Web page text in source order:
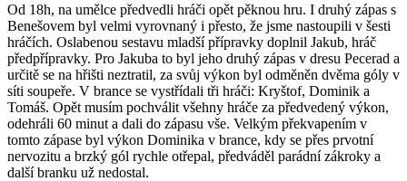
Od 18h, na umělce předvedli hráči opět pěknou hru. I druhý zápas s
Benešovem byl velmi vyrovnaný i přesto, že jsme nastoupili v šesti
hráčích. Oslabenou sestavu mladší přípravky doplnil Jakub, hráč
předpřípravky. Pro Jakuba to byl jeho druhý zápas v dresu Pecerad a
určitě se na hřišti neztratil, za svůj výkon byl odměněn dvěma góly v
síti soupeře. V brance se vystřídali tři hráči: Kryštof, Dominik a
Tomáš. Opět musím pochválit všehny hráče za předvedený výkon,
odehráli 60 minut a dali do zápasu vše. Velkým překvapením v
tomto zápase byl výkon Dominika v brance, kdy se přes prvotní
nervozitu a brzký gól rychle otřepal, předváděl parádní zákroky a
další branku už nedostal.